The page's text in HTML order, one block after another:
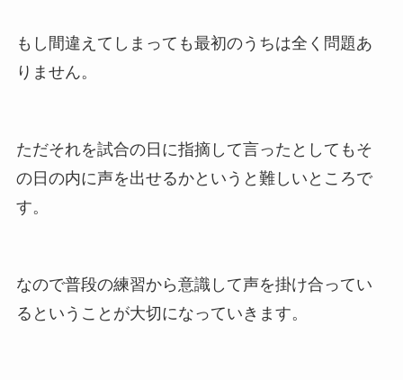
もし間違えてしまっても最初のうちは全く問題あ
りません。
ただそれを試合の日に指摘して言ったとしてもそ
の日の内に声を出せるかというと難しいところで
す。
なので普段の練習から意識して声を掛け合ってい
るということが大切になっていきます。